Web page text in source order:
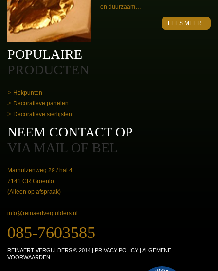
en duurzaam…
LEES MEER..
POPULAIRE
PRODUCTEN
Hekpunten
Decoratieve panelen
Decoratieve sierlijsten
NEEM CONTACT OP
VIA MAIL OF BEL
Marhulzenweg 29 / hal 4
7141 CR Groenlo
(Alleen op afspraak)
info@reinaertvergulders.nl
085-7603585
REINAERT VERGULDERS © 2014 | PRIVACY POLICY | ALGEMENE
VOORWAARDEN